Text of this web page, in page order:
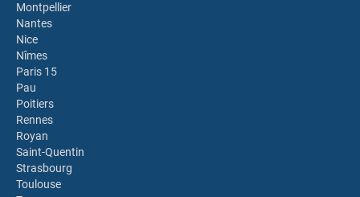
Montpellier
Nantes
Nice
Nîmes
Paris 15
Pau
Poitiers
Rennes
Royan
Saint-Quentin
Strasbourg
Toulouse